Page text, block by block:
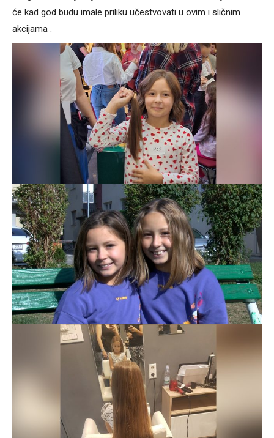
će kad god budu imale priliku učestvovati u ovim i sličnim
akcijama .